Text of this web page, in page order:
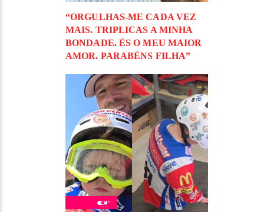
“ORGULHAS-ME CADA VEZ
MAIS. TRIPLICAS A MINHA
BONDADE. ÉS O MEU MAIOR
AMOR. PARABÉNS FILHA”